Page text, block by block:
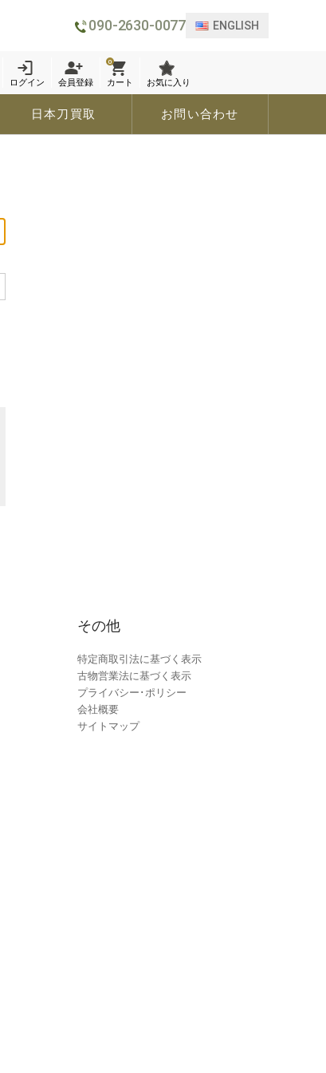
090-2630-0077 ENGLISH
ログイン 会員登録
0
カート お気に入り
日本刀買取 お問い合わせ
その他
特定商取引法に基づく表示
古物営業法に基づく表示
プライバシー･ポリシー
会社概要
サイトマップ